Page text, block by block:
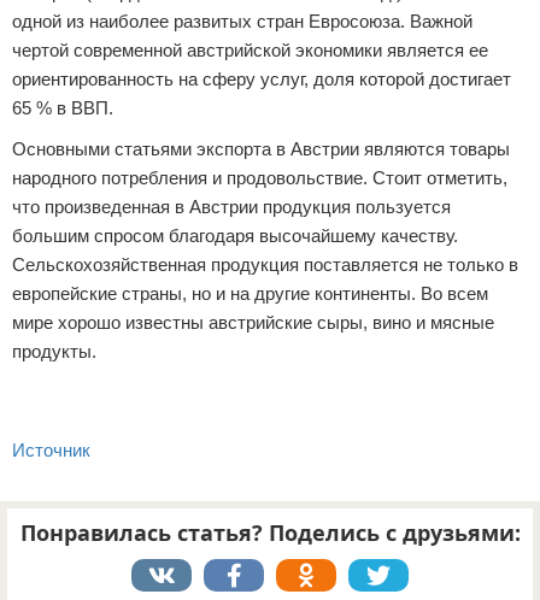
одной из наиболее развитых стран Евросоюза. Важной
чертой современной австрийской экономики является ее
ориентированность на сферу услуг, доля которой достигает
65 % в ВВП.
Основными статьями экспорта в Австрии являются товары
народного потребления и продовольствие. Стоит отметить,
что произведенная в Австрии продукция пользуется
большим спросом благодаря высочайшему качеству.
Сельскохозяйственная продукция поставляется не только в
европейские страны, но и на другие континенты. Во всем
мире хорошо известны австрийские сыры, вино и мясные
продукты.
Источник
Понравилась статья? Поделись с друзьями: